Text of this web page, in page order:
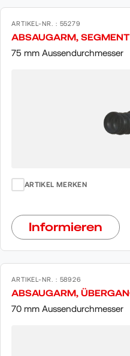
ARTIKEL-NR. : 55279
ABSAUGARM,
75 mm Aussendurchmesser
ARTIKEL MERKEN
Informieren
ARTIKEL-NR. : 58926
ABSAUGARM,
70 mm Aussendurchmesser